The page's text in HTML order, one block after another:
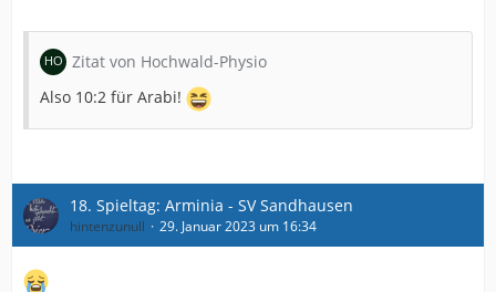
Zitat von Hochwald-Physio
Also 10:2 für Arabi!
18. Spieltag: Arminia - SV Sandhausen
hintenzunull 29. Januar 2023 um 16:34